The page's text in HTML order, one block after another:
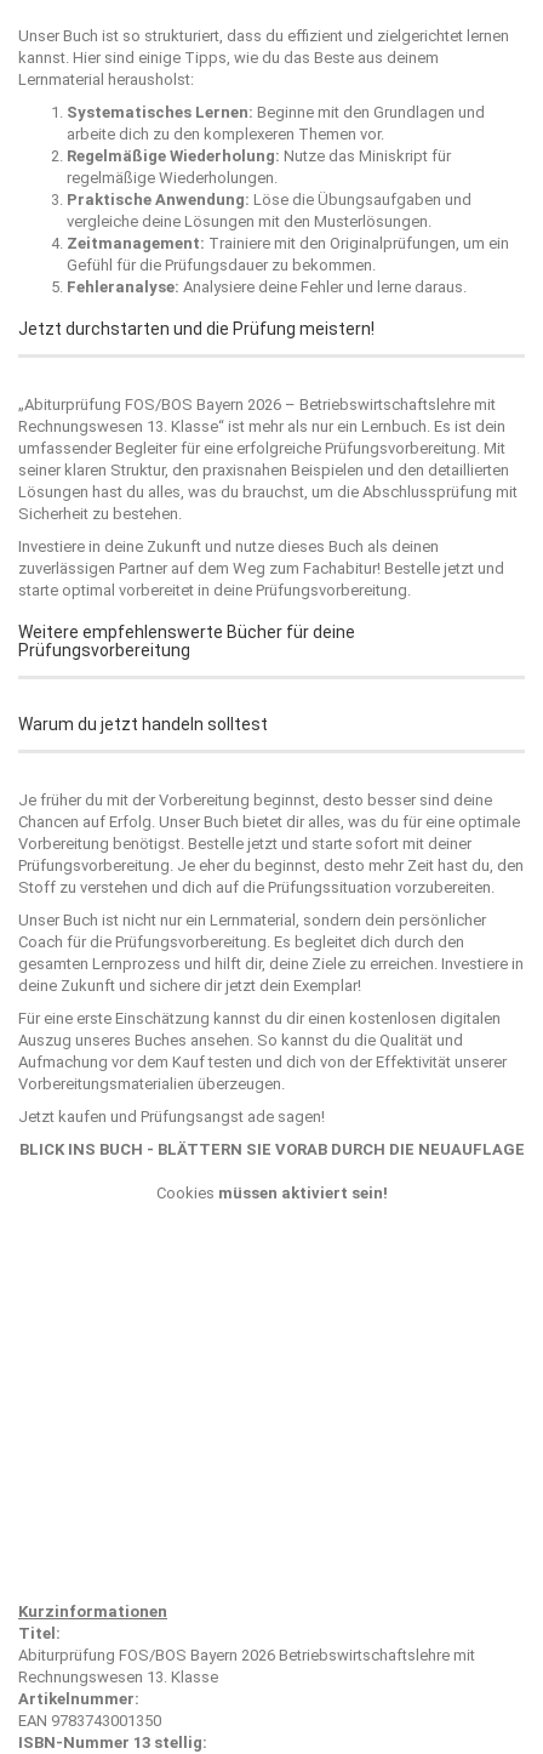
Unser Buch ist so strukturiert, dass du effizient und zielgerichtet lernen
kannst. Hier sind einige Tipps, wie du das Beste aus deinem
Lernmaterial herausholst:
Systematisches Lernen: Beginne mit den Grundlagen und
arbeite dich zu den komplexeren Themen vor.
Regelmäßige Wiederholung: Nutze das Miniskript für
regelmäßige Wiederholungen.
Praktische Anwendung: Löse die Übungsaufgaben und
vergleiche deine Lösungen mit den Musterlösungen.
Zeitmanagement: Trainiere mit den Originalprüfungen, um ein
Gefühl für die Prüfungsdauer zu bekommen.
Fehleranalyse: Analysiere deine Fehler und lerne daraus.
Jetzt durchstarten und die Prüfung meistern!
„Abiturprüfung FOS/BOS Bayern 2026 – Betriebswirtschaftslehre mit
Rechnungswesen 13. Klasse“ ist mehr als nur ein Lernbuch. Es ist dein
umfassender Begleiter für eine erfolgreiche Prüfungsvorbereitung. Mit
seiner klaren Struktur, den praxisnahen Beispielen und den detaillierten
Lösungen hast du alles, was du brauchst, um die Abschlussprüfung mit
Sicherheit zu bestehen.
Investiere in deine Zukunft und nutze dieses Buch als deinen
zuverlässigen Partner auf dem Weg zum Fachabitur! Bestelle jetzt und
starte optimal vorbereitet in deine Prüfungsvorbereitung.
Weitere empfehlenswerte Bücher für deine
Prüfungsvorbereitung
Warum du jetzt handeln solltest
Je früher du mit der Vorbereitung beginnst, desto besser sind deine
Chancen auf Erfolg. Unser Buch bietet dir alles, was du für eine optimale
Vorbereitung benötigst. Bestelle jetzt und starte sofort mit deiner
Prüfungsvorbereitung. Je eher du beginnst, desto mehr Zeit hast du, den
Stoff zu verstehen und dich auf die Prüfungssituation vorzubereiten.
Unser Buch ist nicht nur ein Lernmaterial, sondern dein persönlicher
Coach für die Prüfungsvorbereitung. Es begleitet dich durch den
gesamten Lernprozess und hilft dir, deine Ziele zu erreichen. Investiere in
deine Zukunft und sichere dir jetzt dein Exemplar!
Für eine erste Einschätzung kannst du dir einen kostenlosen digitalen
Auszug unseres Buches ansehen. So kannst du die Qualität und
Aufmachung vor dem Kauf testen und dich von der Effektivität unserer
Vorbereitungsmaterialien überzeugen.
Jetzt kaufen und Prüfungsangst ade sagen!
BLICK INS BUCH - BLÄTTERN SIE VORAB DURCH DIE NEUAUFLAGE
Cookies müssen aktiviert sein!
Kurzinformationen
Titel:
Abiturprüfung FOS/BOS Bayern 2026 Betriebswirtschaftslehre mit
Rechnungswesen 13. Klasse
Artikelnummer:
EAN 9783743001350
ISBN-Nummer 13 stellig: